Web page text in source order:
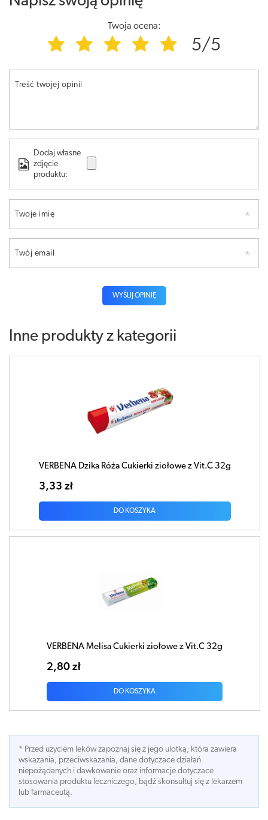
Twoja ocena:
5/5
Treść twojej opinii
Dodaj własne
zdjęcie
produktu:
Twoje imię
Twój email
WYŚLIJ OPINIĘ
Inne produkty z kategorii
VERBENA Dzika Róża Cukierki ziołowe z Vit.C 32g
3,33 zł
DO KOSZYKA
VERBENA Melisa Cukierki ziołowe z Vit.C 32g
2,80 zł
DO KOSZYKA
* Przed użyciem leków zapoznaj się z jego ulotką, która zawiera
wskazania, przeciwskazania, dane dotyczace działań
niepożądanych i dawkowanie oraz informacje dotyczace
stosowania produktu leczniczego, bądź skonsultuj się z lekarzem
lub farmaceutą.